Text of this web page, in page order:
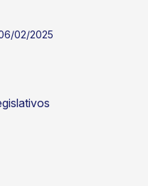
02/2025